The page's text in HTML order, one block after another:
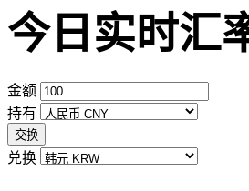
今日实时汇
金额
持有
交换
兑换